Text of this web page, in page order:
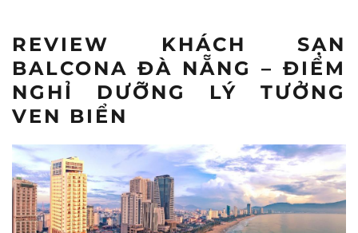
REVIEW KHÁCH SẠN
BALCONA ĐÀ NẴNG – ĐIỂM
NGHỈ DƯỠNG LÝ TƯỞNG
VEN BIỂN